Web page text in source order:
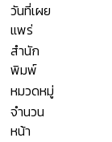
วันที่เผย
แพร่
สำนัก
พิมพ์
หมวดหมู่
จำนวน
หน้า